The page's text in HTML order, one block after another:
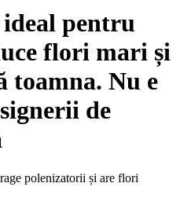
pentru
flori mari și
toamna. Nu e
de
polenizatorii și are flori